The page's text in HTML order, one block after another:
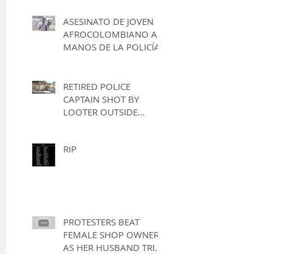
TAMBORES" EVENT
ASESINATO DE JOVEN
AFROCOLOMBIANO A
MANOS DE LA POLICÍA
RETIRED POLICE
CAPTAIN SHOT BY
LOOTER OUTSIDE
RIP
PROTESTERS BEAT
FEMALE SHOP OWNER
AS HER HUSBAND TRIES